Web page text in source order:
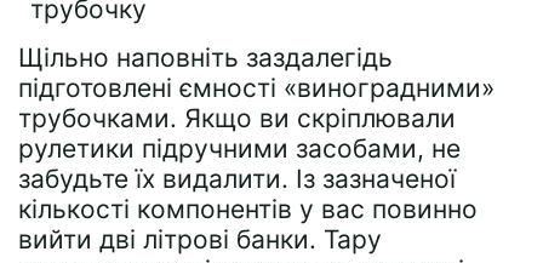
Щільно наповніть заздалегідь
підготовлені ємності «виноградними»
трубочками. Якщо ви скріплювали
рулетики підручними засобами, не
забудьте їх видалити. Із зазначеної
кількості компонентів у вас повинно
вийти дві літрові банки. Тару